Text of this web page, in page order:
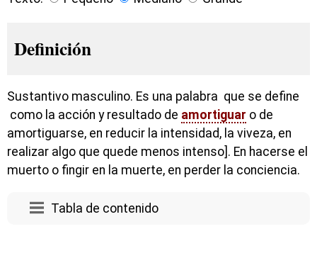
Definición
Sustantivo masculino. Es una palabra que se define
como la acción y resultado de amortiguar o de
amortiguarse, en reducir la intensidad, la viveza, en
realizar algo que quede menos intenso]. En hacerse el
muerto o fingir en la muerte, en perder la conciencia.
Tabla de contenido